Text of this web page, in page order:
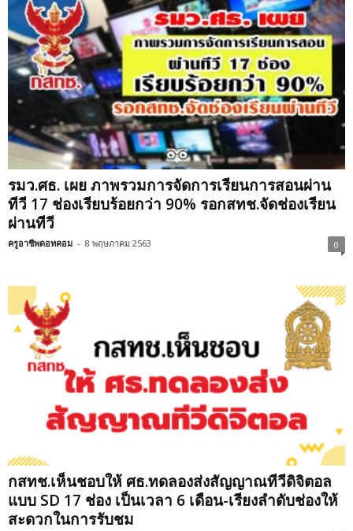
รมว.ศธ. เผย ภาพรวมการจัดการเรียนการสอนผ่าน
ทีวี 17 ช่องเรียบร้อยกว่า 90% รอกสทช.จัดช่องเรียน
ผ่านทีวี
ครูอาชีพดอทคอม - 8 พฤษภาคม 2563 0
กสทช.เห็นชอบให้ ศธ.ทดลองส่งสัญญาณทีวีดิจิตอล
แบบ SD 17 ช่อง เป็นเวลา 6 เดือน-เรียงลำดับช่องให้
สะดวกในการรับชม